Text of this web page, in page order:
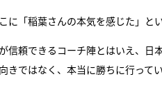
に「稲葉さんの本気を感じた」とい
が信頼できるコーチ陣とはいえ、
きではなく、本当に勝ちに行って